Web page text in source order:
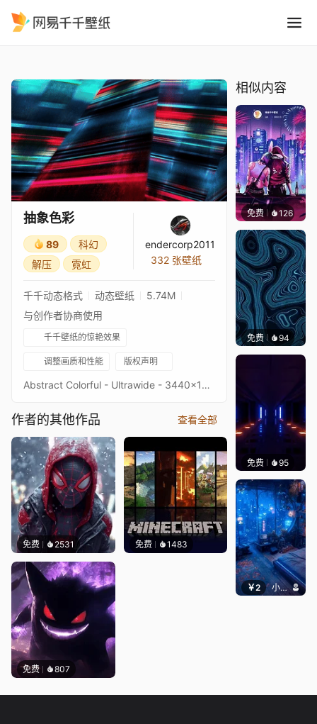
抽象色彩
89
科幻
解压
霓虹
endercorp2011
332 张壁纸
千千动态格式 动态壁纸
5.74M
与创作者协商使用
千千壁纸的惊艳效果
调整画质和性能 版权声明
Abstract Colorful - Ultrawide - 3440x1440Image quality is a priority, high-end setup recommendedKeywords : Color, 1440p, HD
作者的其他作品 查看全部
免费 2531 免费 1483
免费 807
相似内容
免费 126鲨鲨啊
免费 94
免费 95
￥2 小皮球